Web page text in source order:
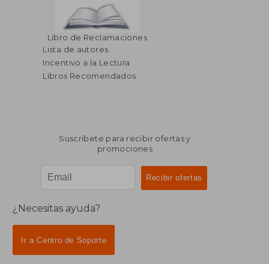
40% $ 38.89
$ 23.33
Libro de Reclamaciones
Lista de autores
Incentivo a la Lectura
Libros Recomendados
Suscríbete para recibir ofertas y
promociones
¿Necesitas ayuda?
Ir a Centro de Soporte